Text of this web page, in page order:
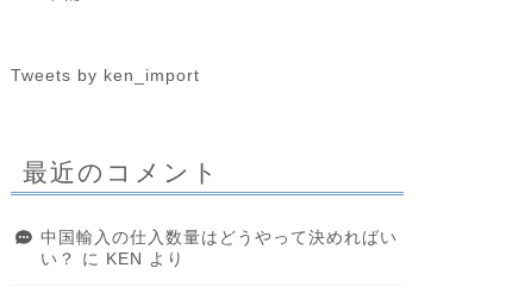
Tweets by ken_import
最近のコメント
中国輸入の仕入数量はどうやって決めればい
い？
に KEN より